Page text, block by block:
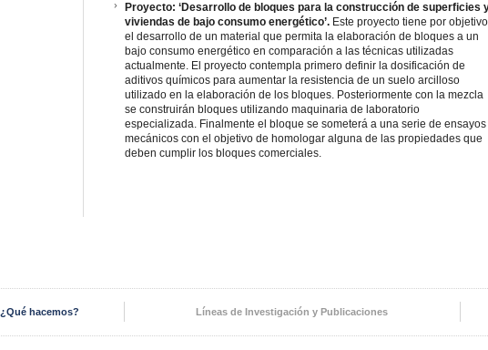
Proyecto: ‘Desarrollo de bloques para la construcción de superficies
viviendas de bajo consumo energético’. Este proyecto tiene por objetivo
el desarrollo de un material que permita la elaboración de bloques a un
bajo consumo energético en comparación a las técnicas utilizadas
actualmente. El proyecto contempla primero definir la dosificación de
aditivos químicos para aumentar la resistencia de un suelo arcilloso
utilizado en la elaboración de los bloques. Posteriormente con la mezcla
se construirán bloques utilizando maquinaria de laboratorio
especializada. Finalmente el bloque se someterá a una serie de ensayos
mecánicos con el objetivo de homologar alguna de las propiedades que
deben cumplir los bloques comerciales.
¿Qué hacemos? Líneas de Investigación y Publicaciones